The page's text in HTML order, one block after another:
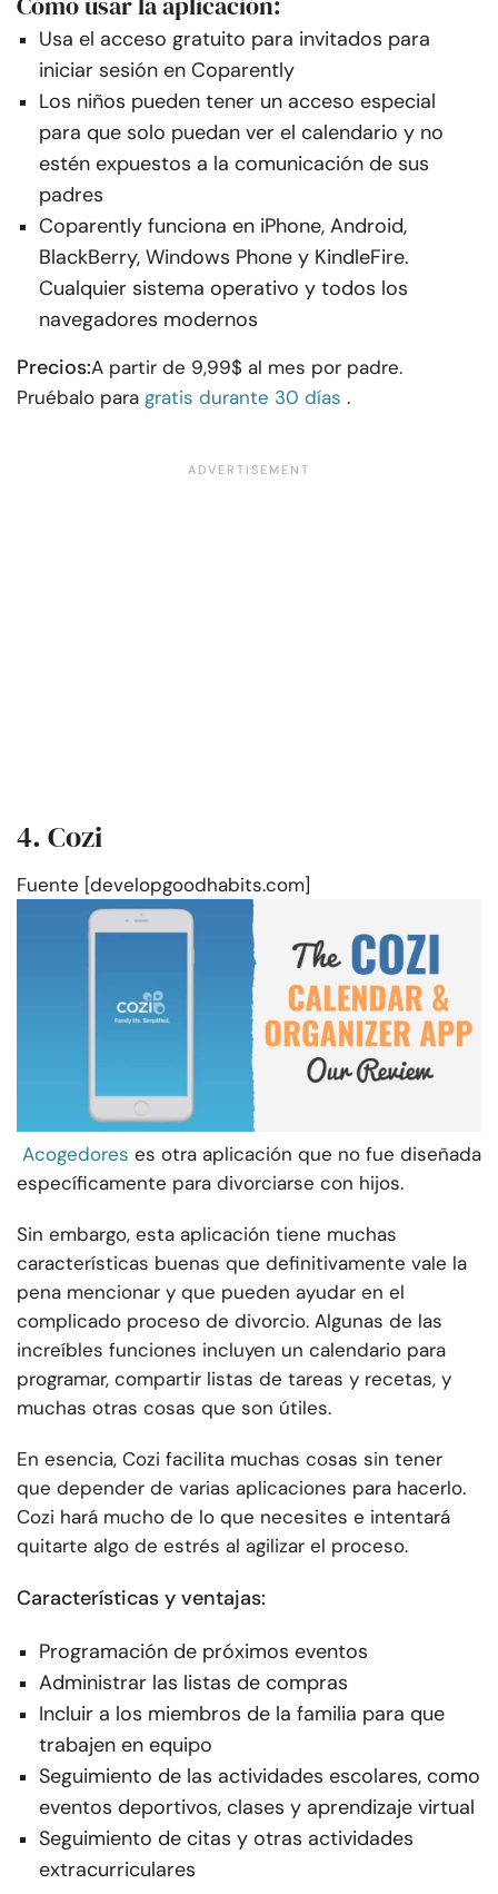
Usa el acceso gratuito para invitados para
iniciar sesión en Coparently
Los niños pueden tener un acceso especial
para que solo puedan ver el calendario y no
estén expuestos a la comunicación de sus
padres
Coparently funciona en iPhone, Android,
BlackBerry, Windows Phone y KindleFire.
Cualquier sistema operativo y todos los
navegadores modernos
Precios:A partir de 9,99$ al mes por padre.
Pruébalo para gratis durante 30 días .
4. Cozi
Fuente [developgoodhabits.com]
Acogedores es otra aplicación que no fue diseñada
específicamente para divorciarse con hijos.
Sin embargo, esta aplicación tiene muchas
características buenas que definitivamente vale la
pena mencionar y que pueden ayudar en el
complicado proceso de divorcio. Algunas de las
increíbles funciones incluyen un calendario para
programar, compartir listas de tareas y recetas, y
muchas otras cosas que son útiles.
En esencia, Cozi facilita muchas cosas sin tener
que depender de varias aplicaciones para hacerlo.
Cozi hará mucho de lo que necesites e intentará
quitarte algo de estrés al agilizar el proceso.
Características y ventajas:
Programación de próximos eventos
Administrar las listas de compras
Incluir a los miembros de la familia para que
trabajen en equipo
Seguimiento de las actividades escolares, como
eventos deportivos, clases y aprendizaje virtual
Seguimiento de citas y otras actividades
extracurriculares